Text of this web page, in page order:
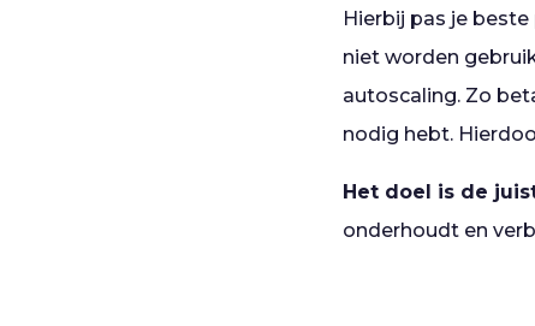
Hierbij pas je
niet worden
autoscaling. Zo
nodig hebt.
Het doel is de
onderhoudt en